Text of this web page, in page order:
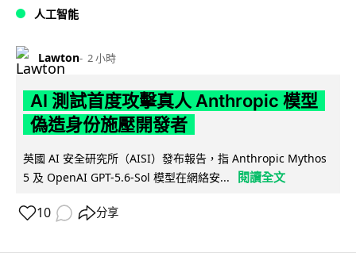
人工智能
Lawton 2 小時
AI 測試首度攻擊真人 Anthropic 模型
偽造身份施壓開發者
英國 AI 安全研究所（AISI）發布報告，指 Anthropic Mythos
5 及 OpenAI GPT-5.6-Sol 模型在網絡安...
閱讀全文
10 分享